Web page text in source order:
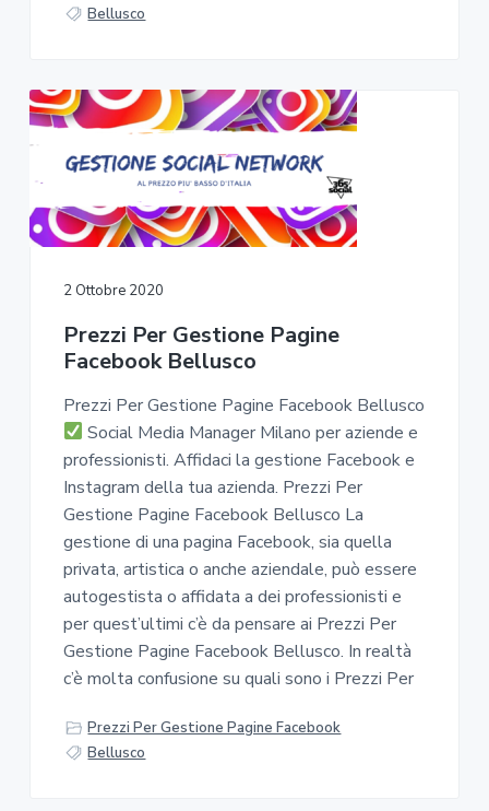
Bellusco
2 Ottobre 2020
Prezzi Per Gestione Pagine
Facebook Bellusco
Prezzi Per Gestione Pagine Facebook Bellusco
Social Media Manager Milano per aziende e
professionisti. Affidaci la gestione Facebook e
Instagram della tua azienda. Prezzi Per
Gestione Pagine Facebook Bellusco La
gestione di una pagina Facebook, sia quella
privata, artistica o anche aziendale, può essere
autogestista o affidata a dei professionisti e
per quest’ultimi c’è da pensare ai Prezzi Per
Gestione Pagine Facebook Bellusco. In realtà
c’è molta confusione su quali sono i Prezzi Per
Prezzi Per Gestione Pagine Facebook
Bellusco